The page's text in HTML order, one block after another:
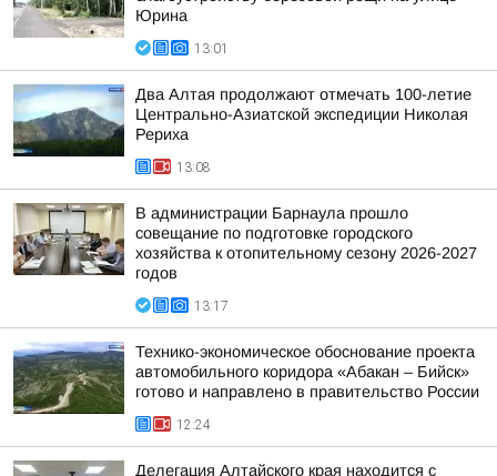
Юрина
13:01
Два Алтая продолжают отмечать 100-летие
Центрально-Азиатской экспедиции Николая
Рериха
13:08
В администрации Барнаула прошло
совещание по подготовке городского
хозяйства к отопительному сезону 2026-2027
годов
13:17
Технико-экономическое обоснование проекта
автомобильного коридора «Абакан – Бийск»
готово и направлено в правительство России
12:24
Делегация Алтайского края находится с